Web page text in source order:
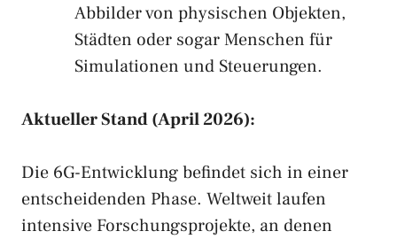
Abbilder von physischen Objekten,
Städten oder sogar Menschen für
Simulationen und Steuerungen.
Aktueller Stand (April 2026):
Die 6G-Entwicklung befindet sich in einer
entscheidenden Phase. Weltweit laufen
intensive Forschungsprojekte, an denen